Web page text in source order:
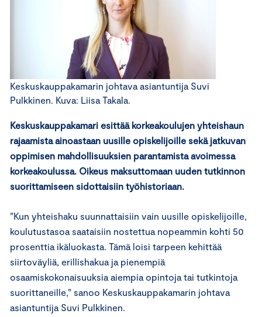
Keskuskauppakamarin johtava asiantuntija Suvi
Pulkkinen. Kuva: Liisa Takala.
Keskuskauppakamari esittää korkeakoulujen yhteishaun
rajaamista ainoastaan uusille opiskelijoille sekä jatkuvan
oppimisen mahdollisuuksien parantamista avoimessa
korkeakoulussa. Oikeus maksuttomaan uuden tutkinnon
suorittamiseen sidottaisiin työhisto­riaan.
”Kun yhteishaku suunnattaisiin vain uusille opiskelijoille,
koulutustasoa saataisiin nostettua nopeammin kohti 50
prosenttia ikäluokasta. Tämä loisi tarpeen kehittää
siirtoväyliä, erillishakua ja pienempiä
osaamiskokonaisuuksia aiempia opintoja tai tutkintoja
suorittaneille,” sanoo Keskuskauppakamarin johtava
asiantuntija Suvi Pulkkinen.